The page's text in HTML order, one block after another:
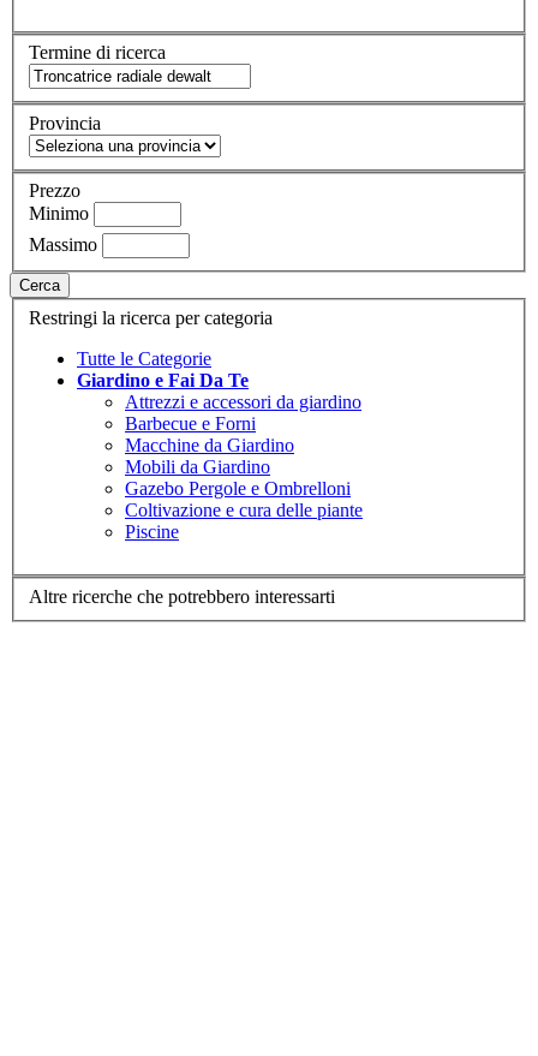
Termine di ricerca
Provincia
Prezzo
Minimo
Massimo
Cerca
Restringi la ricerca per categoria
Tutte le Categorie
Giardino e Fai Da Te
Attrezzi e accessori da giardino
Barbecue e Forni
Macchine da Giardino
Mobili da Giardino
Gazebo Pergole e Ombrelloni
Coltivazione e cura delle piante
Piscine
Altre ricerche che potrebbero interessarti